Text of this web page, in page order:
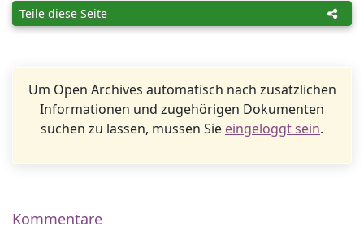
Teile diese Seite
Um Open Archives automatisch nach zusätzlichen
Informationen und zugehörigen Dokumenten
suchen zu lassen, müssen Sie eingeloggt sein.
Kommentare